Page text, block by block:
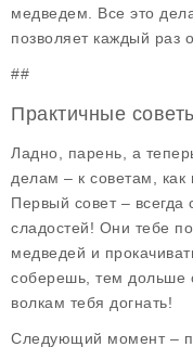
медведем. Все это
позволяет каждый раз
##
Практичные
Ладно, парень, а
делам – к советам, как
Первый совет –
сладостей! Они тебе
медведей и
соберешь, тем дольше
волкам тебя догнать!
Следующий момент –